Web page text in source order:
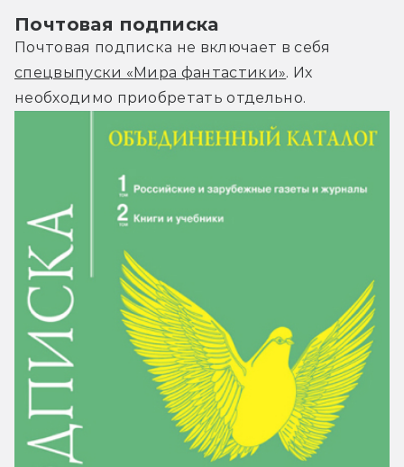
Почтовая подписка
Почтовая подписка не включает в себя
спецвыпуски «Мира фантастики». Их
необходимо приобретать отдельно.